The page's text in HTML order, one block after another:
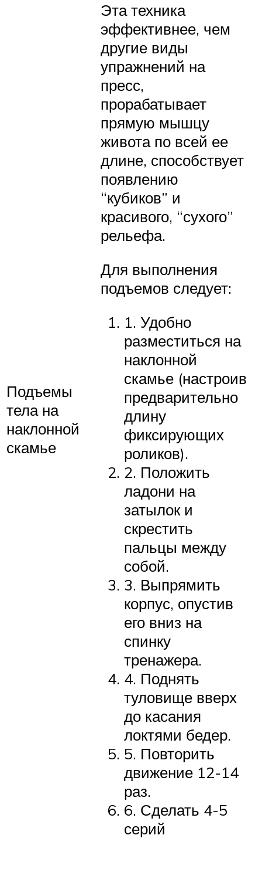
Подъемы
тела на
наклонной
скамье
Эта техника
эффективнее, чем
другие виды
упражнений на
пресс,
прорабатывает
прямую мышцу
живота по всей ее
длине, способствует
появлению
“кубиков” и
красивого, “сухого”
рельефа.
Для выполнения
подъемов следует:
1. Удобно
разместиться на
наклонной
скамье (настроив
предварительно
длину
фиксирующих
роликов).
2. Положить
ладони на
затылок и
скрестить
пальцы между
собой.
3. Выпрямить
корпус, опустив
его вниз на
спинку
тренажера.
4. Поднять
туловище вверх
до касания
локтями бедер.
5. Повторить
движение 12-14
раз.
6. Сделать 4-5
серий